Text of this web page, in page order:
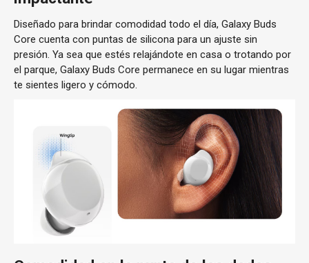
Diseñado para brindar comodidad todo el día, Galaxy Buds
Core cuenta con puntas de silicona para un ajuste sin
presión. Ya sea que estés relajándote en casa o trotando por
el parque, Galaxy Buds Core permanece en su lugar mientras
te sientes ligero y cómodo.